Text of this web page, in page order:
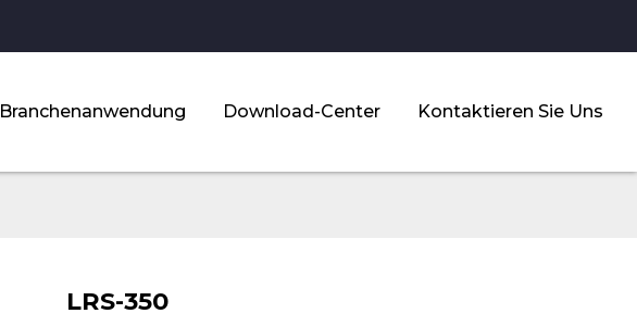
Branchenanwendung Download-Center Kontaktieren Sie Uns
LRS-350